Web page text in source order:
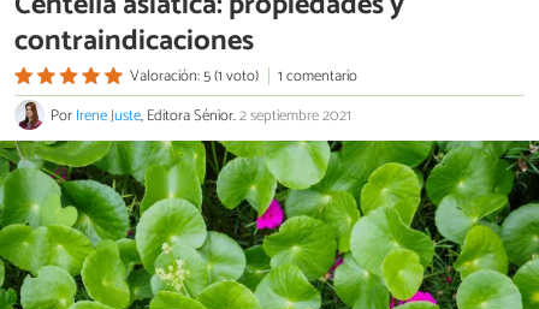
contraindicaciones
Valoración: 5 (1 voto)
1 comentario
PorIrene Juste, Editora Sénior.2 septiembre 2021